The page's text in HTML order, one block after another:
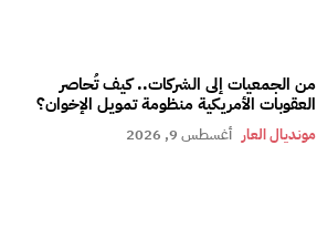
من الجمعيات إلى الشركات.. كيف تُحاصر
العقوبات الأمريكية منظومة تمويل الإخوان؟
مونديال العار أغسطس 9, 2026